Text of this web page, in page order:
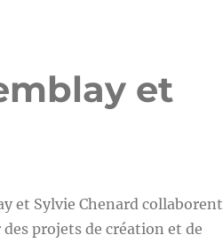
et
et Sylvie Chenard collaborent
projets de création et de